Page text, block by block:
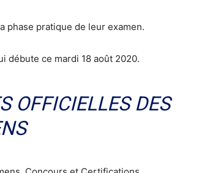
phase pratique de leur examen.
débute ce mardi 18 août 2020.
OFFICIELLES DES